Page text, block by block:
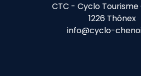
CTC - Cyclo Tourisme
1226 Thônex
info@cyclo-